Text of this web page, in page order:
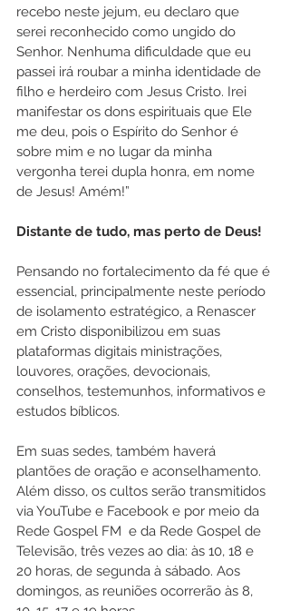
recebo neste jejum, eu declaro que
serei reconhecido como ungido do
Senhor. Nenhuma dificuldade que eu
passei irá roubar a minha identidade de
filho e herdeiro com Jesus Cristo. Irei
manifestar os dons espirituais que Ele
me deu, pois o Espírito do Senhor é
sobre mim e no lugar da minha
vergonha terei dupla honra, em nome
de Jesus! Amém!”
Distante de tudo, mas perto de Deus!
Pensando no fortalecimento da fé que é
essencial, principalmente neste período
de isolamento estratégico, a Renascer
em Cristo disponibilizou em suas
plataformas digitais ministrações,
louvores, orações, devocionais,
conselhos, testemunhos, informativos e
estudos bíblicos.
Em suas sedes, também haverá
plantões de oração e aconselhamento.
Além disso, os cultos serão transmitidos
via YouTube e Facebook e por meio da
Rede Gospel FM  e da Rede Gospel de
Televisão, três vezes ao dia: às 10, 18 e
20 horas, de segunda à sábado. Aos
domingos, as reuniões ocorrerão às 8,